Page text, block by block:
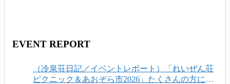
EVENT REPORT
（冷泉荘日記／イベントレポート）「れいぜん荘
ピクニック＆あおぞら市2026」たくさんの方にお